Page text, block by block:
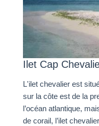
Ilet Cap
L'ilet chevalier est
sur la côte est de la
l’océan atlantique,
de corail, l’ilet